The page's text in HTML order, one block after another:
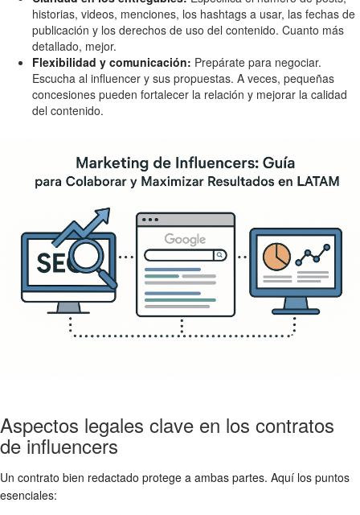
historias, videos, menciones, los hashtags a usar, las fechas de
publicación y los derechos de uso del contenido. Cuanto más
detallado, mejor.
Flexibilidad y comunicación: Prepárate para negociar.
Escucha al influencer y sus propuestas. A veces, pequeñas
concesiones pueden fortalecer la relación y mejorar la calidad
del contenido.
Aspectos legales clave en los contratos
de influencers
Un contrato bien redactado protege a ambas partes. Aquí los puntos
esenciales: